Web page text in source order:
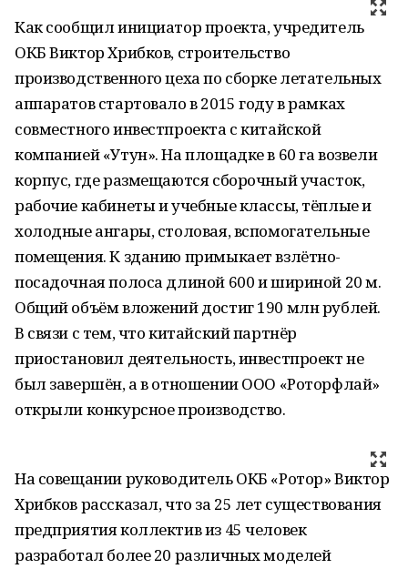
Как сообщил инициатор проекта, учредитель
ОКБ Виктор Хрибков, строительство
производственного цеха по сборке летательных
аппаратов стартовало в 2015 году в рамках
совместного инвестпроекта с китайской
компанией «Утун». На площадке в 60 га возвели
корпус, где размещаются сборочный участок,
рабочие кабинеты и учебные классы, тёплые и
холодные ангары, столовая, вспомогательные
помещения. К зданию примыкает взлётно-
посадочная полоса длиной 600 и шириной 20 м.
Общий объём вложений достиг 190 млн рублей.
В связи с тем, что китайский партнёр
приостановил деятельность, инвестпроект не
был завершён, а в отношении ООО «Роторфлай»
открыли конкурсное производство.
На совещании руководитель ОКБ «Ротор» Виктор
Хрибков рассказал, что за 25 лет существования
предприятия коллектив из 45 человек
разработал более 20 различных моделей